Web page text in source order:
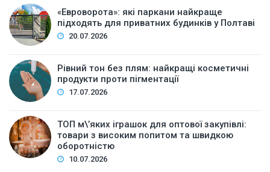
«Евроворота»: які паркани найкраще
підходять для приватних будинків у Полтаві
20.07.2026
Рівний тон без плям: найкращі косметичні
продукти проти пігментації
17.07.2026
ТОП м\’яких іграшок для оптової закупівлі:
товари з високим попитом та швидкою
оборотністю
10.07.2026